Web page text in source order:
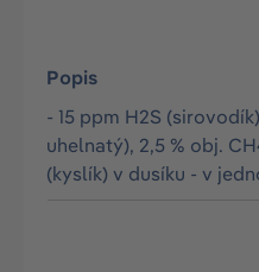
Popis
- 15 ppm H2S
uhelnatý), 2,5 % obj.
(kyslík) v dusíku - v